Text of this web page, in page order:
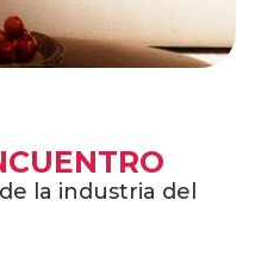
la industria del